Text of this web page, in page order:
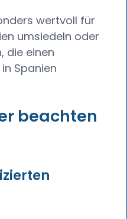
wertvoll für
umsiedeln oder
die einen
Spanien
beachten